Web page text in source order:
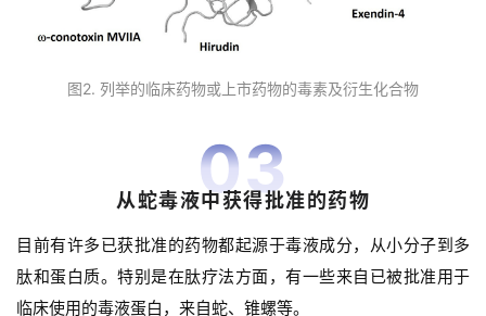
图2. 列举的临床药物或上市药物的毒素及衍生化合物
03
从蛇毒液中获得批准的药物
目前有许多已获批准的药物都起源于毒液成分，从小分子到多
肽和蛋白质。 特别是在肽疗法方面，有一些来自已被批准用于
临床使用的毒液蛋白，来自蛇、锥螺等。